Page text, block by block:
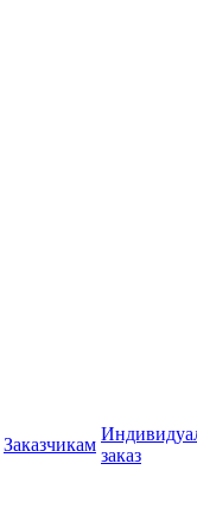
Заказчикам
заказ